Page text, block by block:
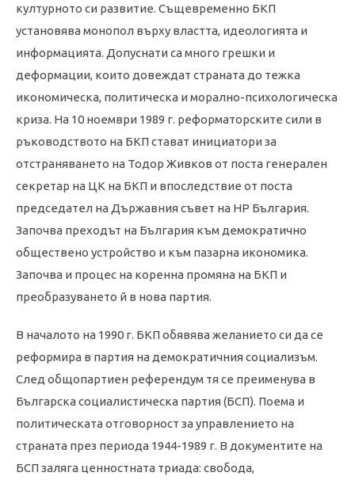
културното си развитие. Същевременно БКП
установява монопол върху властта, идеологията и
информацията. Допуснати са много грешки и
деформации, които довеждат страната до тежка
икономическа, политическа и морално-психологическа
криза. На 10 ноември 1989 г. реформаторските сили в
ръководството на БКП стават инициатори за
отстраняването на Тодор Живков от поста генерален
секретар на ЦК на БКП и впоследствие от поста
председател на Държавния съвет на НР България.
Започва преходът на България към демократично
обществено устройство и към пазарна икономика.
Започва и процес на коренна промяна на БКП и
преобразуването й в нова партия.
В началото на 1990 г. БКП обявява желанието си да се
реформира в партия на демократичния социализъм.
След общопартиен референдум тя се преименува в
Българска социалистическа партия (БСП). Поема и
политическата отговорност за управлението на
страната през периода 1944-1989 г. В документите на
БСП заляга ценностната триада: свобода,